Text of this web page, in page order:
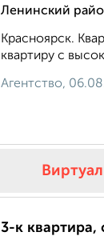
Ленинский
Красноярск.
квартиру с
Агентство,
3-к квартира,